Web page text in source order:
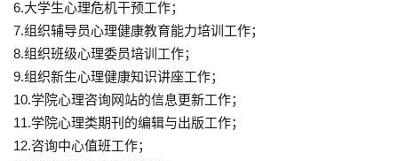
6.大学生心理危机干预工作；
7.组织辅导员心理健康教育能力培训工作；
8.组织班级心理委员培训工作；
9.组织新生心理健康知识讲座工作；
10.学院心理咨询网站的信息更新工作；
11.学院心理类期刊的编辑与出版工作；
12.咨询中心值班工作；